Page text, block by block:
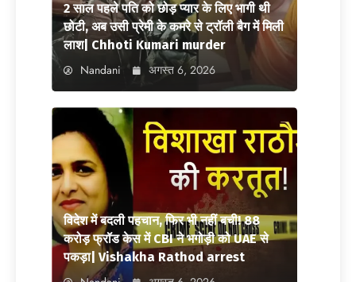
2 साल पहले पति को छोड़ प्यार के लिए भागी थी
छोटी, अब उसी प्रेमी के कमरे से ट्रॉली बैग में मिली
लाश| Chhoti Kumari murder
Nandani अगस्त 6, 2026
विदेश में बदली पहचान, फिर भी नहीं बची! 88
करोड़ फ्रॉड केस में CBI ने भगोड़ी को UAE से
पकड़ा| Vishakha Rathod arrest